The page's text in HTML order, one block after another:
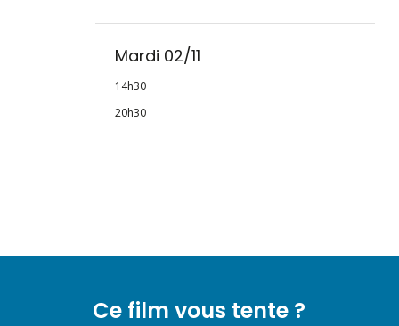
Mardi 02/11
14h30
20h30
Ce film vous tente ?